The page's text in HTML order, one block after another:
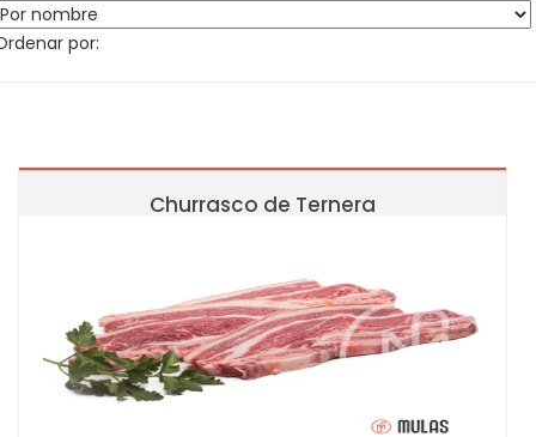
por:
Churrasco de Ternera